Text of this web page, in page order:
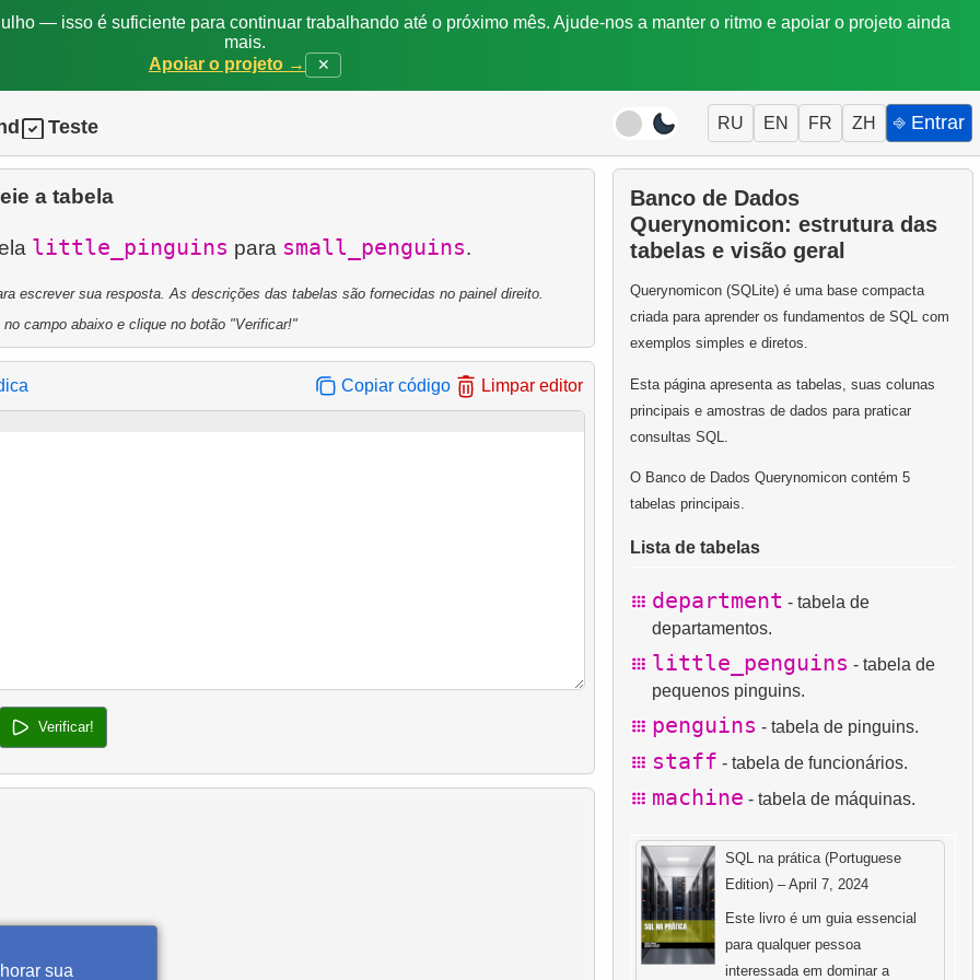
— isso é suficiente para continuar trabalhando até o próximo mês. Ajude-nos a manter o ritmo e apoiar o projeto ainda
mais.
Apoiar o projeto →
✕
Teste RU EN FR ZH ⎆ Entrar
a tabela
little_pinguins para small_penguins
escrever sua resposta. As descrições das tabelas são fornecidas no painel direito.
campo abaixo e clique no botão "Verificar!"
Copiar código Limpar editor
Verificar!
Banco de Dados
Querynomicon: estrutura das
tabelas e visão geral
Querynomicon (SQLite) é uma base compacta
criada para aprender os fundamentos de SQL com
exemplos simples e diretos.
Esta página apresenta as tabelas, suas colunas
principais e amostras de dados para praticar
consultas SQL.
O Banco de Dados Querynomicon contém 5
tabelas principais.
Lista de tabelas
department - tabela de
departamentos.
little_penguins - tabela de
pequenos pinguins.
penguins - tabela de pinguins.
staff - tabela de funcionários.
machine - tabela de máquinas.
SQL na prática (Portuguese
Edition) – April 7, 2024
Este livro é um guia essencial
para qualquer pessoa
interessada em dominar a
sua